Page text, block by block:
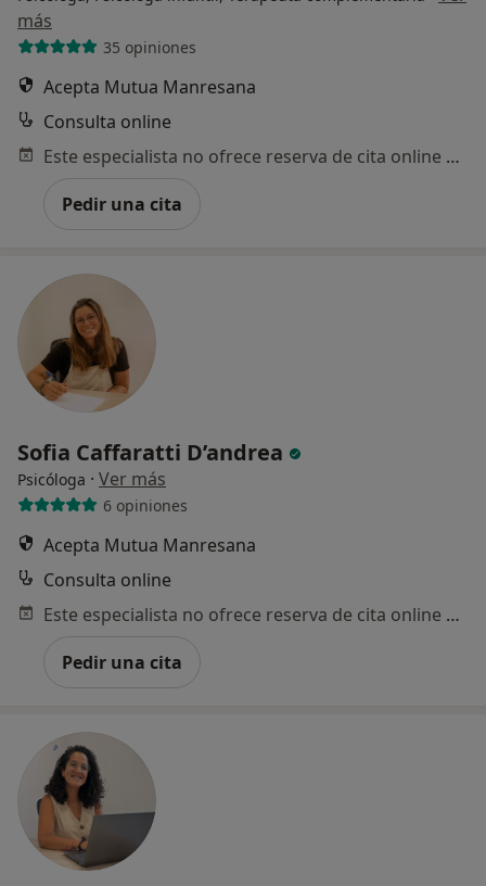
más
35 opiniones
Acepta Mutua Manresana
Consulta online
Este especialista no ofrece reserva de cita online en esta dirección.
Pedir una cita
Sofia Caffaratti D’andrea
Psicóloga · Ver más
6 opiniones
Acepta Mutua Manresana
Consulta online
Este especialista no ofrece reserva de cita online en esta dirección.
Pedir una cita